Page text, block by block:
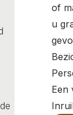
of
u
Een